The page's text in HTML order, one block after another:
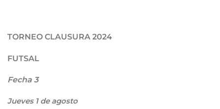
TORNEO CLAUSURA 2024
FUTSAL
Fecha 3
Jueves 1 de agosto